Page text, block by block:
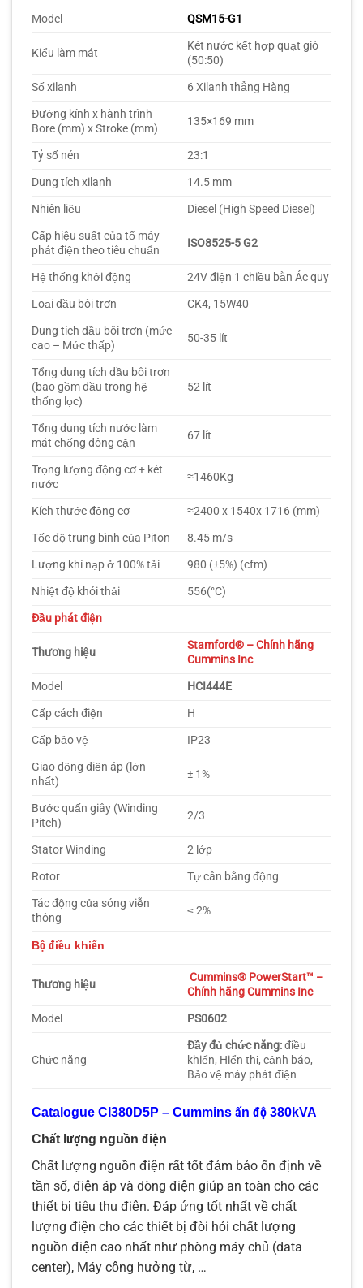
Model
QSM15-G1
Kiểu làm mát
Két nước kết hợp quạt gió
(50:50)
Số xilanh
6 Xilanh thẳng Hàng
Đường kính x hành trình
Bore (mm) x Stroke (mm)
135×169 mm
Tỷ số nén
23:1
Dung tích xilanh
14.5 mm
Nhiên liệu
Diesel (High Speed Diesel)
Cấp hiệu suất của tổ máy
phát điện theo tiêu chuẩn
ISO8525-5 G2
Hệ thống khởi động
24V điện 1 chiều bằn Ác quy
Loại dầu bôi trơn
CK4, 15W40
Dung tích dầu bôi trơn (mức
cao – Mức thấp)
50-35 lít
Tổng dung tích dầu bôi trơn
(bao gồm dầu trong hệ
thống lọc)
52 lít
Tổng dung tích nước làm
mát chống đông cặn
67 lít
Trọng lượng động cơ + két
nước
≈1460Kg
Kích thước động cơ
≈2400 x 1540x 1716 (mm)
Tốc độ trung bình của Piton
8.45 m/s
Lượng khí nạp ở 100% tải
980 (±5%) (cfm)
Nhiệt độ khói thải
556(°C)
Đầu phát điện
Thương hiệu
Stamford® – Chính hãng
Cummins Inc
Model
HCI444E
Cấp cách điện
H
Cấp bảo vệ
IP23
Giao động điện áp (lớn
nhất)
± 1%
Bước quấn giây (Winding
Pitch)
2/3
Stator Winding
2 lớp
Rotor
Tự cân bằng động
Tác động của sóng viễn
thông
≤ 2%
Bộ điều khiển
Thương hiệu
Cummins® PowerStart™ –
Chính hãng Cummins Inc
Model
PS0602
Chức năng
Đầy đủ chức năng:điều
khiển, Hiển thị, cảnh báo,
Bảo vệ máy phát điện
Catalogue CI380D5P – Cummins ấn độ 380kVA
Chất lượng nguồn điện
Chất lượng nguồn điện rất tốt đảm bảo ổn định về
tần số, điện áp và dòng điện giúp an toàn cho các
thiết bị tiêu thụ điện. Đáp ứng tốt nhất về chất
lượng điện cho các thiết bị đòi hỏi chất lượng
nguồn điện cao nhất như phòng máy chủ (data
center), Máy cộng hưởng từ, …